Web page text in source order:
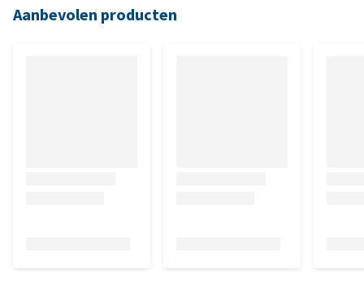
Aanbevolen producten